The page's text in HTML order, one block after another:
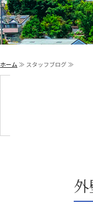
ホーム ≫ スタッフブログ ≫